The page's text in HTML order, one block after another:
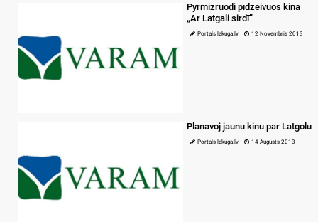
Pyrmizruodi pīdzeivuos kina
„Ar Latgali sirdī”
Portals lakuga.lv 12 Novembris 2013
Planavoj jaunu kinu par Latgolu
Portals lakuga.lv 14 Augusts 2013